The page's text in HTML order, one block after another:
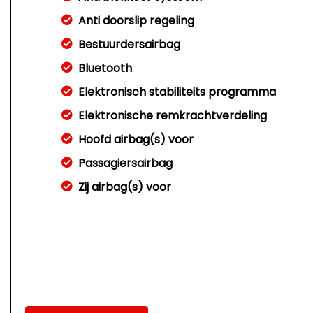
Anti doorslip regeling
Bestuurdersairbag
Bluetooth
Elektronisch stabiliteits programma
Elektronische remkrachtverdeling
Hoofd airbag(s) voor
Passagiersairbag
Zij airbag(s) voor